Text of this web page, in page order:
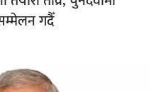
गदैँ